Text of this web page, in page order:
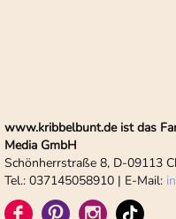
www.kribbelbunt.de ist das
Media GmbH
Schönherrstraße 8, D-09113
Tel.: 037145058910 | E-Mail: